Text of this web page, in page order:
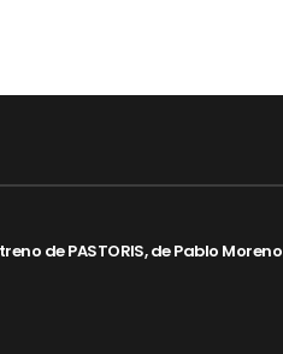
de PASTORIS, de Pablo Moreno